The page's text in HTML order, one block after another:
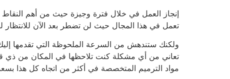
إنجاز العمل في خلال فترة وجيزة حيث من أهم
تعمل في هذا المجال حيث لن تضطر بعد الآن للانتظار
ولكنك ستندهش من السرعة الملحوظة التي تقدمها إليك
تعاني من أي مشكلة كنت تلاحظها في المكان من ذي
مواد الترميم المتخصصة في أكثر من اتجاه كل هذا